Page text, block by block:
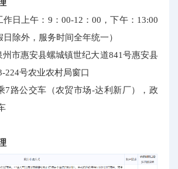
日上午：9：00-12：00，下午：13:00
除外，服务时间全年统一）
市惠安县螺城镇世纪大道841号惠安县
224号农业农村局窗口
公交车（农贸市场-达利新厂），政